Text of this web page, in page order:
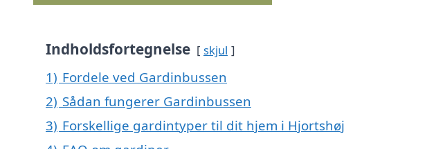
Indholdsfortegnelse skjul
1) Fordele ved Gardinbussen
2) Sådan fungerer Gardinbussen
3) Forskellige gardintyper til dit hjem i Hjortshøj